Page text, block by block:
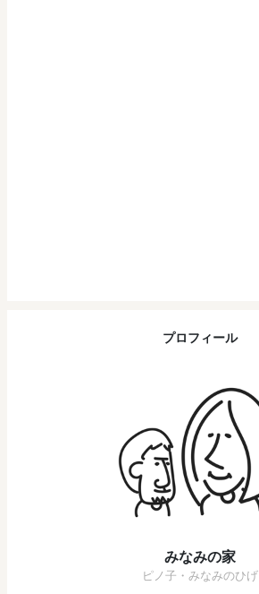
プロフィール
みなみの家
ピノ子・みなみのひげ